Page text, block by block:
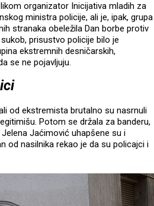
organizator Inicijativa mladih za
ministra policije, ali je, ipak, grupa
stranaka obeležila Dan borbe protiv
prisustvo policije bilo je
ekstremnih desničarskih,
se ne pojavljuju.
od ekstremista brutalno su nasrnuli
Potom se držala za banderu,
Jaćimović uhapšene su i
od nasilnika rekao je da su policajci i